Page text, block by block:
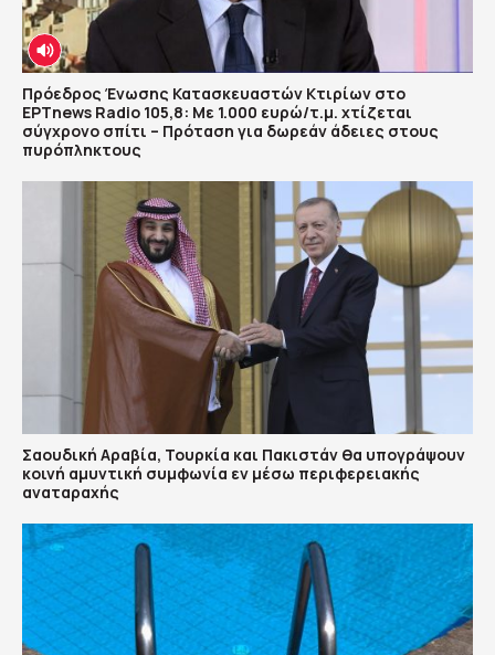
Πρόεδρος Ένωσης Κατασκευαστών Κτιρίων στο
ΕΡΤnews Radio 105,8: Με 1.000 ευρώ/τ.μ. χτίζεται
σύγχρονο σπίτι – Πρόταση για δωρεάν άδειες στους
πυρόπληκτους
Σαουδική Αραβία, Τουρκία και Πακιστάν θα υπογράψουν
κοινή αμυντική συμφωνία εν μέσω περιφερειακής
αναταραχής